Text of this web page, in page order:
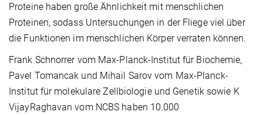
Proteine haben große Ähnlichkeit mit menschlichen
Proteinen, sodass Untersuchungen in der Fliege viel über
die Funktionen im menschlichen Körper verraten können.
Frank Schnorrer vom Max-Planck-Institut für Biochemie,
Pavel Tomancak und Mihail Sarov vom Max-Planck-
Institut für molekulare Zellbiologie und Genetik sowie K
VijayRaghavan vom NCBS haben 10.000